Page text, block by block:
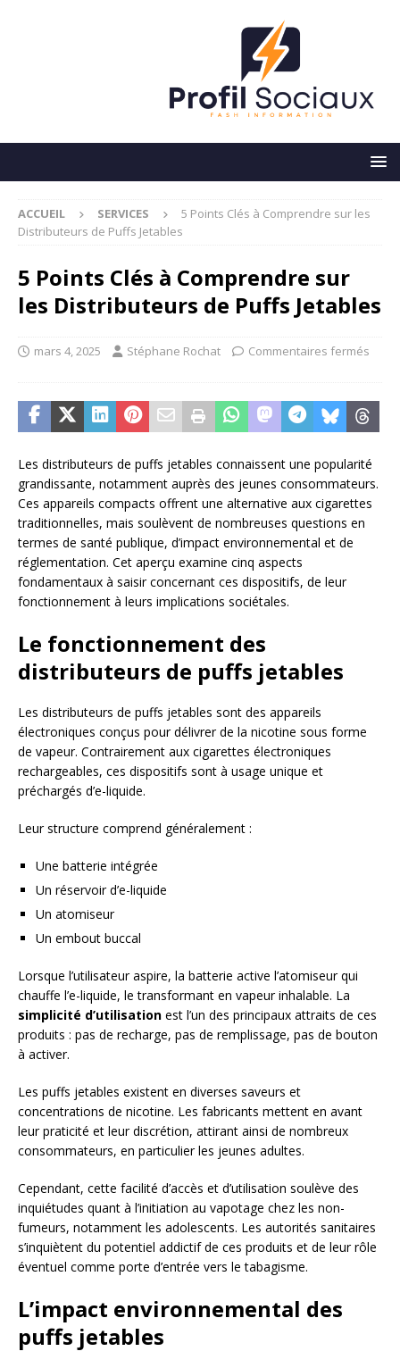
ACCUEIL SERVICES
5 Points Clés à Comprendre sur les
Distributeurs de Puffs Jetables
5 Points Clés à Comprendre sur
les Distributeurs de Puffs Jetables
mars 4, 2025 Stéphane Rochat Commentaires fermés
Les distributeurs de puffs jetables connaissent une popularité
grandissante, notamment auprès des jeunes consommateurs.
Ces appareils compacts offrent une alternative aux cigarettes
traditionnelles, mais soulèvent de nombreuses questions en
termes de santé publique, d’impact environnemental et de
réglementation. Cet aperçu examine cinq aspects
fondamentaux à saisir concernant ces dispositifs, de leur
fonctionnement à leurs implications sociétales.
Le fonctionnement des
distributeurs de puffs jetables
Les distributeurs de puffs jetables sont des appareils
électroniques conçus pour délivrer de la nicotine sous forme
de vapeur. Contrairement aux cigarettes électroniques
rechargeables, ces dispositifs sont à usage unique et
préchargés d’e-liquide.
Leur structure comprend généralement :
Une batterie intégrée
Un réservoir d’e-liquide
Un atomiseur
Un embout buccal
Lorsque l’utilisateur aspire, la batterie active l’atomiseur qui
chauffe l’e-liquide, le transformant en vapeur inhalable. La
simplicité d’utilisation est l’un des principaux attraits de ces
produits : pas de recharge, pas de remplissage, pas de bouton
à activer.
Les puffs jetables existent en diverses saveurs et
concentrations de nicotine. Les fabricants mettent en avant
leur praticité et leur discrétion, attirant ainsi de nombreux
consommateurs, en particulier les jeunes adultes.
Cependant, cette facilité d’accès et d’utilisation soulève des
inquiétudes quant à l’initiation au vapotage chez les non-
fumeurs, notamment les adolescents. Les autorités sanitaires
s’inquiètent du potentiel addictif de ces produits et de leur rôle
éventuel comme porte d’entrée vers le tabagisme.
L’impact environnemental des
puffs jetables